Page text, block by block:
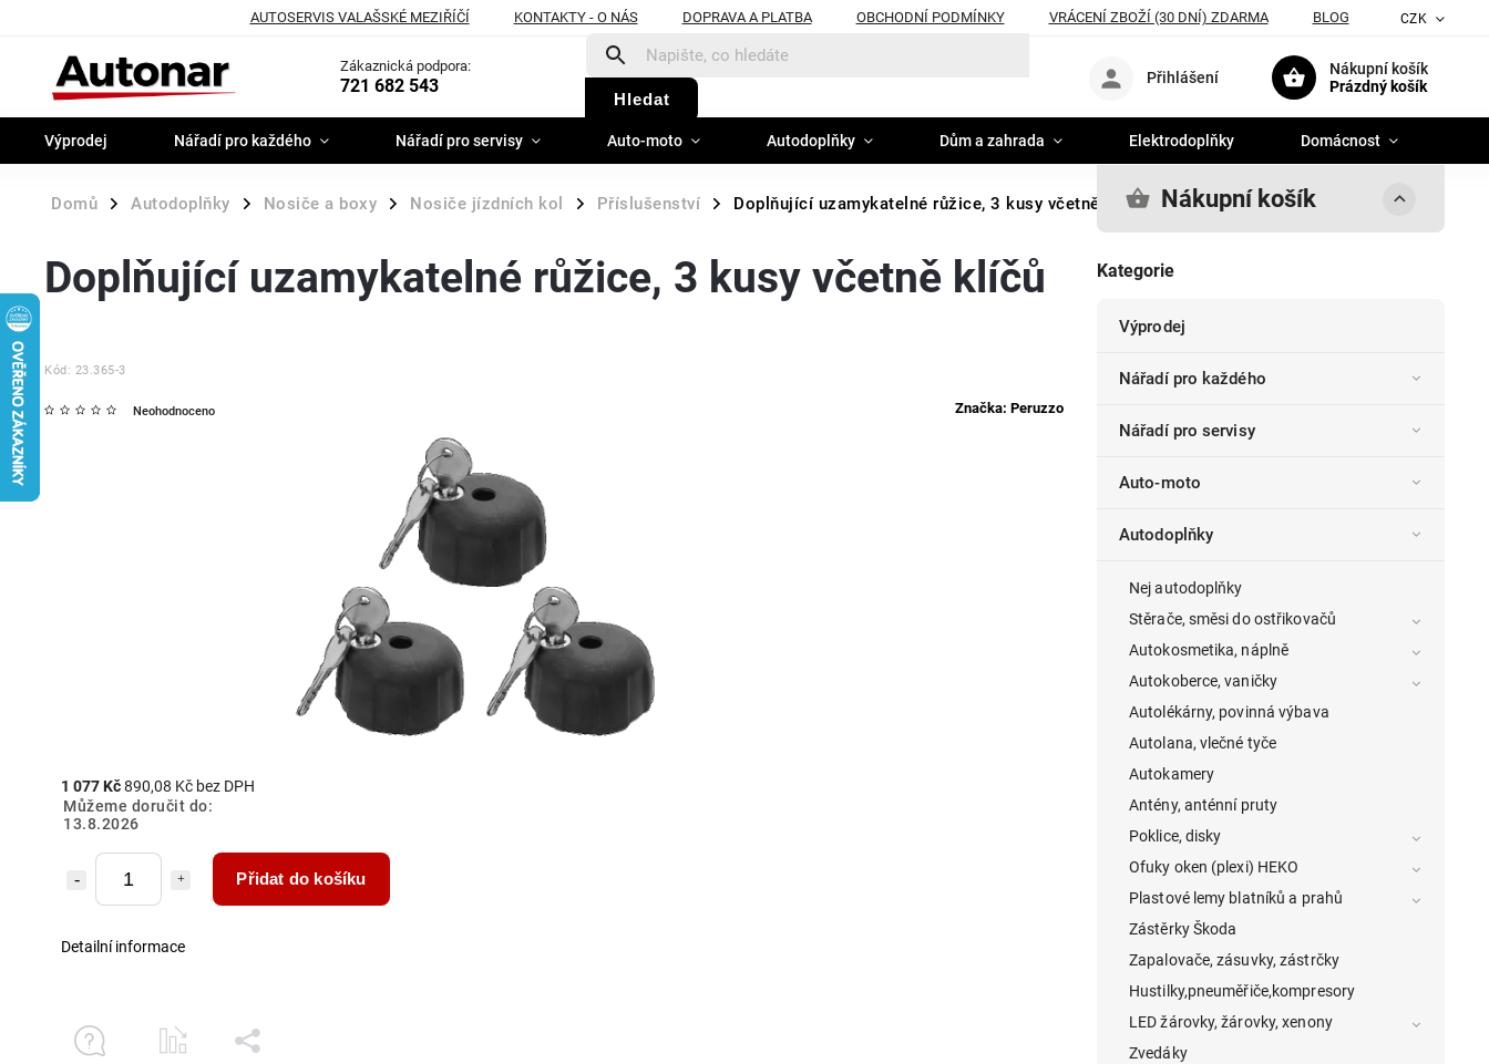
AUTOSERVIS VALAŠSKÉ MEZIŘÍČÍ KONTAKTY - O NÁS DOPRAVA A PLATBA OBCHODNÍ PODMÍNKY VRÁCENÍ ZBOŽÍ (30 DNÍ) ZDARMA BLOG CZK
Zákaznická podpora:
721 682 543
Hledat
Nákupní košík
Prázdný košík
Přihlášení
Výprodej Nářadí pro každého Nářadí pro servisy Auto-moto Autodoplňky Dům a zahrada Elektrodoplňky Domácnost
Domů / Autodoplňky / Nosiče a boxy / Nosiče jízdních kol / Příslušenství / Doplňující uzamykatelné růžice, 3 kusy včetně klíčů Nákupní košík
Kategorie
Výprodej
Nářadí pro každého
Nářadí pro servisy
Auto-moto
Autodoplňky
Nej autodoplňky
Stěrače, směsi do ostřikovačů
Autokosmetika, náplně
Autokoberce, vaničky
Autolékárny, povinná výbava
Autolana, vlečné tyče
Autokamery
Antény, anténní pruty
Poklice, disky
Ofuky oken (plexi) HEKO
Plastové lemy blatníků a prahů
Zástěrky Škoda
Zapalovače, zásuvky, zástrčky
Hustilky,pneuměřiče,kompresory
LED žárovky, žárovky, xenony
Zvedáky
Doplňující uzamykatelné růžice, 3 kusy včetně klíčů
Kód: 23.365-3
Neohodnoceno Značka: Peruzzo
1 077 Kč890,08 Kč bez DPH
Můžeme doručit do:
13.8.2026
Přidat do košíku
Detailní informace